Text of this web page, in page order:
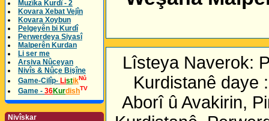
Muzîka Kurdî - 2
Kovara Xebat Vejîn
Kovara Xoybun
Pelgeyên bi Kurdî
Perwerdeya Siyasî
Malperên Kurdan
Li ser me
Arsiva Nûceyan
Nivîs & Nûçe Bişîne
Game-Cilîp- ListikNû
Game - 36KurdishTV
Nivîskar
Lîsteya Naverok:
Kurdistanê daye
Aborî û Avakirin,